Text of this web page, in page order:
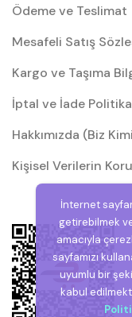
Ödeme ve Teslimat
Mesafeli Satış
Kargo ve Taşıma
İptal ve İade
Hakkımızda (Biz
Kişisel Verilerin
İnternet
getirebilmek
amacıyla
sayfamızı
uyumlu bir
kabul